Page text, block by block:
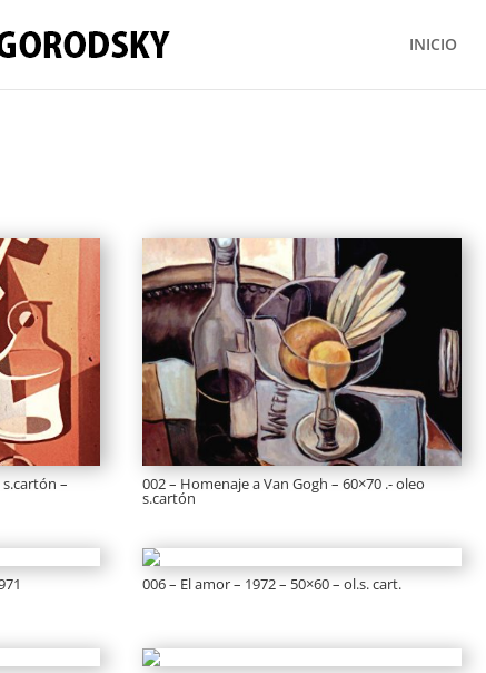
INICIO
– 002 – Homenaje a Van Gogh – 60×70 .- oleo
s.cartón
006 – El amor – 1972 – 50×60 – ol.s. cart.